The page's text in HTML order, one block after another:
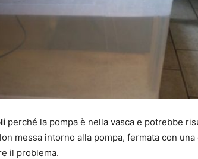
perché la pompa è nella vasca e potrebbe
messa intorno alla pompa, fermata con
il problema.